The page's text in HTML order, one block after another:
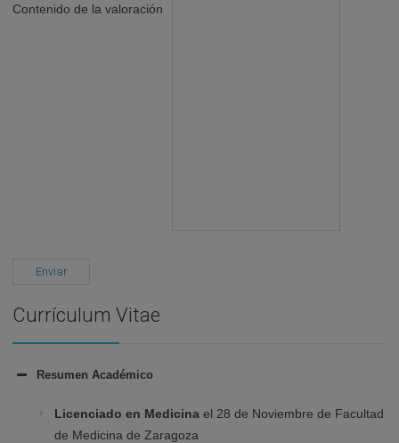
Contenido de la valoración
Currículum Vitae
Resumen Académico
Licenciado en Medicina el 28 de Noviembre de Facultad
de Medicina de Zaragoza